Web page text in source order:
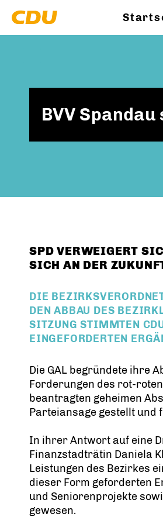
BVV
SPD VERWEIGERT
SICH AN DER
DIE
DEN ABBAU DES
SITZUNG STIMMTEN
EINGEFORDERTEN
Die GAL begründete ihre
Forderungen des rot-
beantragten geheimen
Parteiansage gestellt und
In ihrer Antwort auf eine
Finanzstadträtin Daniela
Leistungen des Bezirkes
dieser Form geforderten
und Seniorenprojekte
gewesen.